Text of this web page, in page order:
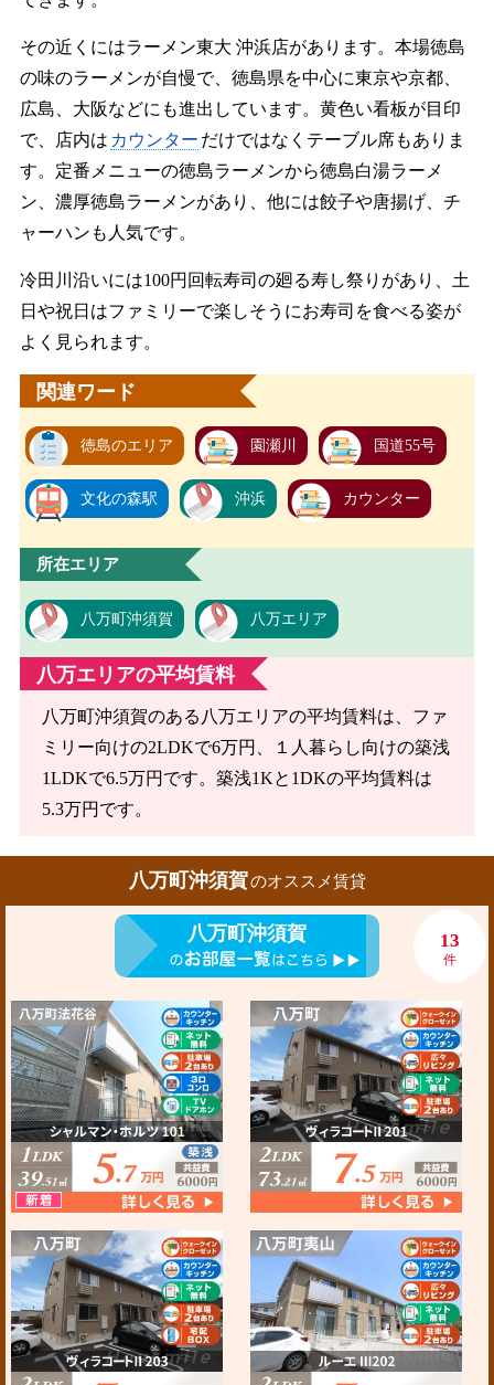
その近くにはラーメン東大 沖浜店があります。本場徳島
の味のラーメンが自慢で、徳島県を中心に東京や京都、
広島、大阪などにも進出しています。黄色い看板が目印
で、店内は カウンター だけではなくテーブル席もありま
す。定番メニューの徳島ラーメンから徳島白湯ラーメ
ン、濃厚徳島ラーメンがあり、他には餃子や唐揚げ、チ
ャーハンも人気です。
冷田川沿いには100円回転寿司の廻る寿し祭りがあり、土
日や祝日はファミリーで楽しそうにお寿司を食べる姿が
よく見られます。
関連ワード
徳島のエリア 園瀬川 国道55号
文化の森駅 沖浜 カウンター
所在エリア
八万町沖須賀 八万エリア
八万エリアの平均賃料
八万町沖須賀のある八万エリアの平均賃料は、ファ
ミリー向けの2LDKで6万円、１人暮らし向けの築浅
1LDKで6.5万円です。築浅1Kと1DKの平均賃料は
5.3万円です。
八万町沖須賀のオススメ賃貸
八万町沖須賀 13
件